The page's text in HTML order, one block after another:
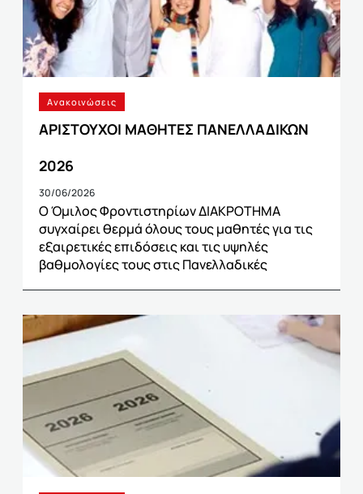
Ανακοινώσεις
ΑΡΙΣΤΟΥΧΟΙ ΜΑΘΗΤΕΣ ΠΑΝΕΛΛΑΔΙΚΩΝ
2026
30/06/2026
Ο Όμιλος Φροντιστηρίων ΔΙΑΚΡΟΤΗΜΑ
συγχαίρει θερμά όλους τους μαθητές για τις
εξαιρετικές επιδόσεις και τις υψηλές
βαθμολογίες τους στις Πανελλαδικές